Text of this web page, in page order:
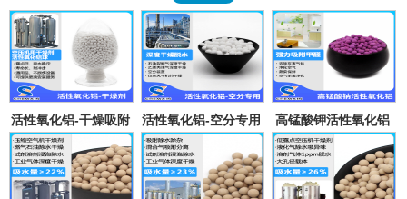
活性氧化铝-干燥吸附
活性氧化铝-空分专用
吸附剂
高锰酸钾活性氧化铝